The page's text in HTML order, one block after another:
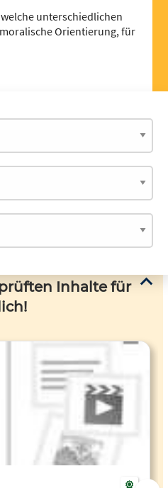
unterschiedlichen
Orientierung, für
Inhalte für